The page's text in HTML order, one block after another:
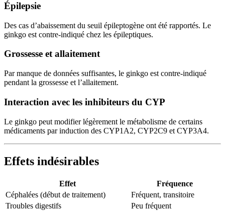
Épilepsie
Des cas d’abaissement du seuil épileptogène ont été rapportés. Le
ginkgo est contre-indiqué chez les épileptiques.
Grossesse et allaitement
Par manque de données suffisantes, le ginkgo est contre-indiqué
pendant la grossesse et l’allaitement.
Interaction avec les inhibiteurs du CYP
Le ginkgo peut modifier légèrement le métabolisme de certains
médicaments par induction des CYP1A2, CYP2C9 et CYP3A4.
Effets indésirables
Effet
Fréquence
Céphalées (début de traitement)
Fréquent, transitoire
Troubles digestifs
Peu fréquent